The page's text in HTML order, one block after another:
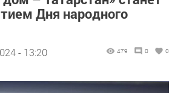
Дня народного
- 13:20 479 0 0